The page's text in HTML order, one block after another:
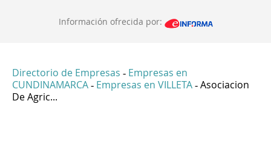
Información ofrecida por:
Directorio de Empresas - Empresas en
CUNDINAMARCA - Empresas en VILLETA - Asociacion
De Agric...